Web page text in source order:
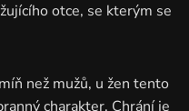
otce, se kterým se
než mužů, u žen tento
charakter. Chrání je